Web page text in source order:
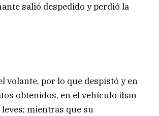
salió despedido y perdió la
volante, por lo que despistó y en
obtenidos, en el vehículo iban
mientras que su